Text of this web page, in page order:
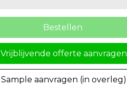
Bestellen
Vrijblijvende offerte aanvragen
Sample aanvragen (in overleg)